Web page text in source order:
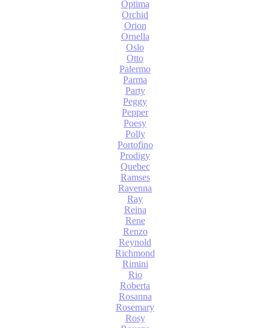
Optima
Orchid
Orion
Ornella
Oslo
Otto
Palermo
Parma
Party
Peggy
Pepper
Poesy
Polly
Portofino
Prodigy
Quebec
Ramses
Ravenna
Ray
Reina
Rene
Renzo
Reynold
Richmond
Rimini
Rio
Roberta
Rosanna
Rosemary
Rosy